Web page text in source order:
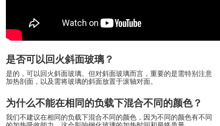
是否可以回火斜面玻璃？
是的，可以回火斜面玻璃。但对斜面玻璃而言，重要的是需特别注意
加热剖面，以及需将玻璃的斜面放置于滚轴对面。
为什么不能在相同的负载下混合不同的颜色？
我们不建议在相同的负载下混合不同的颜色，因为不同的颜色有不同